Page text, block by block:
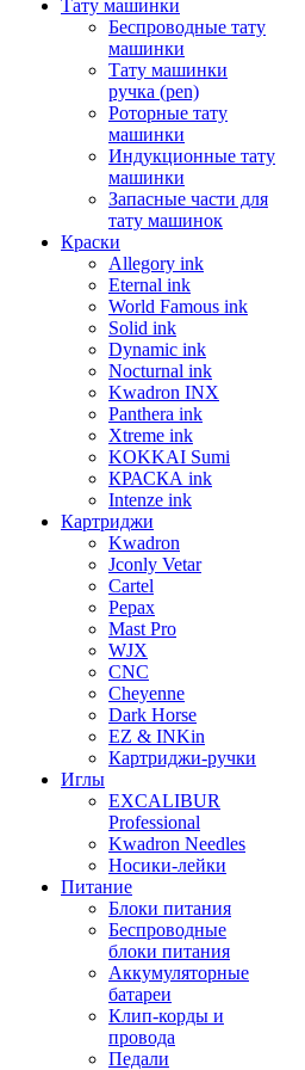
Тату машинки
Беспроводные тату
машинки
Тату машинки
ручка (pen)
Роторные тату
машинки
Индукционные тату
машинки
Запасные части для
тату машинок
Краски
Allegory ink
Eternal ink
World Famous ink
Solid ink
Dynamic ink
Nocturnal ink
Kwadron INX
Panthera ink
Xtreme ink
KOKKAI Sumi
КРАСКА ink
Intenze ink
Картриджи
Kwadron
Jconly Vetar
Cartel
Pepax
Mast Pro
WJX
CNC
Cheyenne
Dark Horse
EZ & INKin
Картриджи-ручки
Иглы
EXCALIBUR
Professional
Kwadron Needles
Носики-лейки
Питание
Блоки питания
Беспроводные
блоки питания
Аккумуляторные
батареи
Клип-корды и
провода
Педали